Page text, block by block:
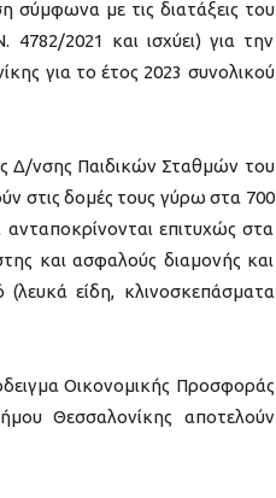
σύμφωνα με τις διατάξεις του
2021 και ισχύει) για την
για το έτος 2023 συνολικού
Δ/νσης Παιδικών Σταθμών του
στις δομές τους γύρω στα 700
επιτυχώς στα
και ασφαλούς διαμονής και
είδη, κλινοσκεπάσματα
Οικονομικής Προσφοράς
Θεσσαλονίκης αποτελούν